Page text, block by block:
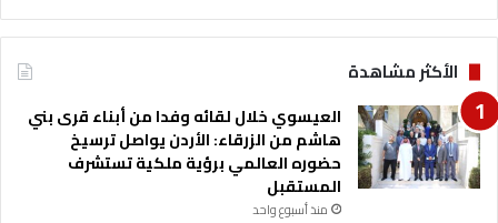
خ
ا
ل
9
أ
ش
ه
الأكثر مشاهدة
العيسوي خلال لقائه وفدا من أبناء قرى بني
هاشم من الزرقاء: الأردن يواصل ترسيخ
حضوره العالمي برؤية ملكية تستشرف
المستقبل
منذ أسبوع واحد